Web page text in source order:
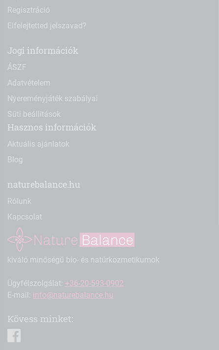
Regisztráció
Elfelejtetted jelszavad?
Jogi információk
ÁSZF
Adatvételem
Nyereményjáték szabályai
Süti beállítások
Hasznos információk
Aktuális ajánlatok
Blog
naturebalance.hu
Rólunk
Kapcsolat
kiváló minőségű bio- és natúrkozmetikumok
Ügyfélszolgálat: +36-20-593-0902
E-mail: info@naturebalance.hu
Kövess minket: